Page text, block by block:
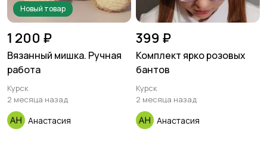
Новый товар
1 200 ₽
Вязанный мишка. Ручная
работа
Курск
2 месяца назад
Анастасия
399 ₽
Комплект ярко розовых
бантов
Курск
2 месяца назад
Анастасия